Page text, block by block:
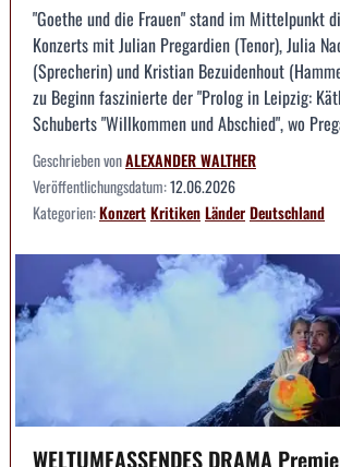
"Goethe und die Frauen" stand im Mittelpunkt
Konzerts mit Julian Pregardien (Tenor), Julia
(Sprecherin) und Kristian Bezuidenhout
zu Beginn faszinierte der "Prolog in Leipzig:
Schuberts "Willkommen und Abschied", wo
Geschrieben vonALEXANDER WALTHER
Veröffentlichungsdatum:12.06.2026
Kategorien:KonzertKritikenLänderDeutschland
WELTUMFASSENDES DRAMA